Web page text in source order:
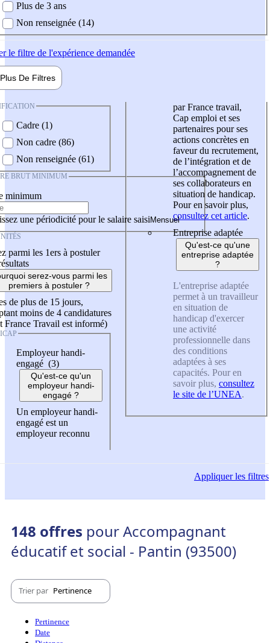
Plus de 3 ans
Non renseignée (14)
le filtre de l'expérience demandée
Plus De Filtres
Cadre (1)
Non cadre (86)
Non renseignée (61)
BRUT MINIMUM
minimum
une périodicité pour le salaire saisi
parmi les 1ers à postuler
serez-vous parmi les
premiers à postuler ?
de plus de 15 jours,
moins de 4 candidatures
France Travail est informé)
Employeur handi-
engagé (3)
Qu'est-ce qu'un
employeur handi-
engagé ?
Un employeur handi-
engagé est un
employeur reconnu
par France travail,
Cap emploi et ses
partenaires pour ses
actions concrètes en
faveur du recrutement,
de l’intégration et de
l’accompagnement de
ses collaborateurs en
situation de handicap.
Pour en savoir plus,
consultez cet article.
Entreprise adaptée
Qu'est-ce qu'une
entreprise adaptée
?
L'entreprise adaptée
permet à un travailleur
en situation de
handicap d'exercer
une activité
professionnelle dans
des conditions
adaptées à ses
capacités. Pour en
savoir plus, consultez
le site de l’UNEA.
Appliquerles filtres
148 offres pour Accompagnant
éducatif et social - Pantin (93500)
Trier par Pertinence
Pertinence
Date